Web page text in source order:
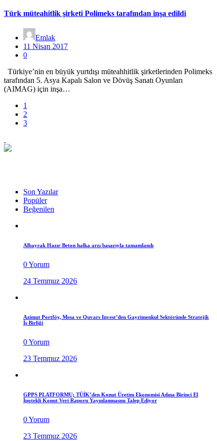
Türk müteahitlik şirketi Polimeks tarafından inşa edildi
Emlak
11 Nisan 2017
0
Türkiye’nin en büyük yurtdışı müteahhitlik şirketlerinden Polimeks
tarafından 5. Asya Kapalı Salon ve Dövüş Sanatı Oyunları
(AIMAG) için inşa…
1
2
3
Son Yazılar
Popüler
Beğenilen
Albayrak Hazır Beton halka arzı başarıyla tamamlandı
0 Yorum
24 Temmuz 2026
Azimut Portföy, Mesa ve Quvars Invest’den Gayrimenkul Sektöründe Stratejik
İş Birliği
0 Yorum
23 Temmuz 2026
GPPS PLATFORMU; TÜİK’den Konut Üretim Ekonomisi Adına Birinci El
İpotekli Konut Veri Raporu Yayınlanmasını Talep Ediyor
0 Yorum
23 Temmuz 2026